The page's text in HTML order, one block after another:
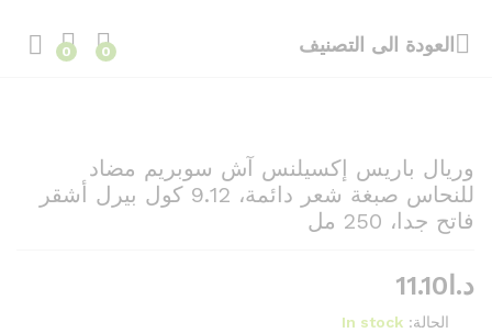
العودة الى التصنيف 0
0
وريال باريس إكسيلنس آش سوبريم مضاد
للنحاس صبغة شعر دائمة، 9.12 كول بيرل أشقر
فاتح جدا، 250 مل
د.ا 11.10
الحالة: In stock